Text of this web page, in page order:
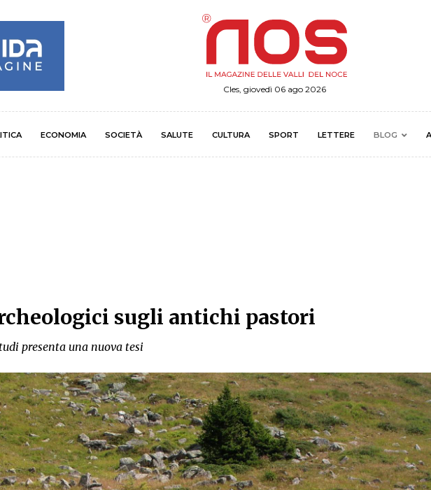
Cles, giovedì 06 ago 2026
ECONOMIA SOCIETÀ SALUTE CULTURA SPORT LETTERE BLOG
sugli antichi pastori
presenta una nuova tesi